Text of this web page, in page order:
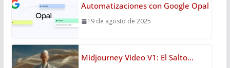
Automatizaciones con Google Opal
19 de agosto de 2025
Midjourney Video V1: El Salto…